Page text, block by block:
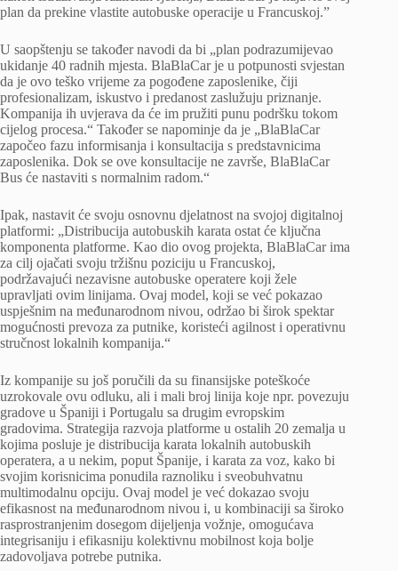
plan da prekine vlastite autobuske operacije u Francuskoj.”
U saopštenju se također navodi da bi „plan podrazumijevao
ukidanje 40 radnih mjesta. BlaBlaCar je u potpunosti svjestan
da je ovo teško vrijeme za pogođene zaposlenike, čiji
profesionalizam, iskustvo i predanost zaslužuju priznanje.
Kompanija ih uvjerava da će im pružiti punu podršku tokom
cijelog procesa.“ Također se napominje da je „BlaBlaCar
započeo fazu informisanja i konsultacija s predstavnicima
zaposlenika. Dok se ove konsultacije ne završe, BlaBlaCar
Bus će nastaviti s normalnim radom.“
Ipak, nastavit će svoju osnovnu djelatnost na svojoj digitalnoj
platformi: „Distribucija autobuskih karata ostat će ključna
komponenta platforme. Kao dio ovog projekta, BlaBlaCar ima
za cilj ojačati svoju tržišnu poziciju u Francuskoj,
podržavajući nezavisne autobuske operatere koji žele
upravljati ovim linijama. Ovaj model, koji se već pokazao
uspješnim na međunarodnom nivou, održao bi širok spektar
mogućnosti prevoza za putnike, koristeći agilnost i operativnu
stručnost lokalnih kompanija.“
Iz kompanije su još poručili da su finansijske poteškoće
uzrokovale ovu odluku, ali i mali broj linija koje npr. povezuju
gradove u Španiji i Portugalu sa drugim evropskim
gradovima. Strategija razvoja platforme u ostalih 20 zemalja u
kojima posluje je distribucija karata lokalnih autobuskih
operatera, a u nekim, poput Španije, i karata za voz, kako bi
svojim korisnicima ponudila raznoliku i sveobuhvatnu
multimodalnu opciju. Ovaj model je već dokazao svoju
efikasnost na međunarodnom nivou i, u kombinaciji sa široko
rasprostranjenim dosegom dijeljenja vožnje, omogućava
integrisaniju i efikasniju kolektivnu mobilnost koja bolje
zadovoljava potrebe putnika.